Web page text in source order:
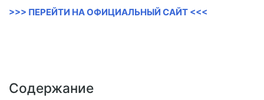
>>> ПЕРЕЙТИ НА ОФИЦИАЛЬНЫЙ САЙТ <<<
Содержание